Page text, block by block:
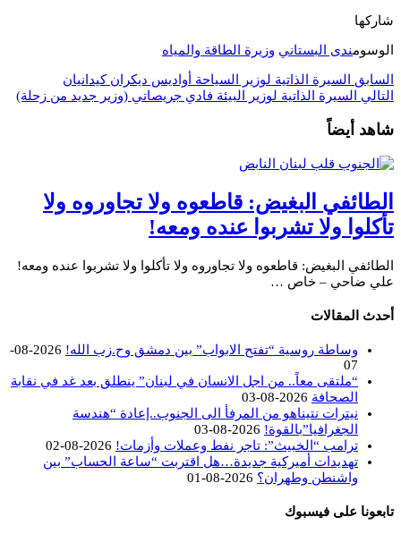
شاركها
الوسومندى البستاني وزيرة الطاقة والمياه
السابق السيرة الذاتية لوزير السياحة أواديس ديكران كيدانيان
التالي السيرة الذاتية لوزير البيئة فادي جريصاتي (وزير جديد من زحلة)
شاهد أيضاً
الطائفي البغيض: قاطعوه ولا تجاوروه ولا
تأكلوا ولا تشربوا عنده ومعه!
الطائفي البغيض: قاطعوه ولا تجاوروه ولا تأكلوا ولا تشربوا عنده ومعه!
علي ضاحي – خاص …
أحدث المقالات
وساطة روسية “تفتح الابواب” بين دمشق وح.زب الله!
2026-08-
07
“ملتقى معاً.. من اجل الانسان في لبنان” ينطلق بعد غد في نقابة
الصحافة 2026-08-03
نيترات نتيناهو من المرفأ الى الجنوب..إعادة “هندسة
الجغرافيا”بالقوة! 2026-08-03
ترامب “الخبيث”: تاجر نفط وعملات وأزمات! 2026-08-02
تهديدات أميركية جديدة…هل اقتربت “ساعة الحساب” بين
واشنطن وطهران؟ 2026-08-01
تابعونا على فيسبوك